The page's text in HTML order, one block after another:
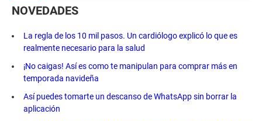
NOVEDADES
La regla de los 10 mil pasos. Un cardiólogo explicó lo que es
realmente necesario para la salud
¡No caigas! Así es como te manipulan para comprar más en
temporada navideña
Así puedes tomarte un descanso de WhatsApp sin borrar la
aplicación